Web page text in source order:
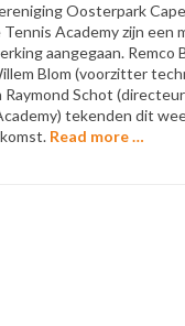
Oosterpark
Academy zijn een
aangegaan.
Blom (voorzitter
Raymond Schot
tekenden dit
Read more …